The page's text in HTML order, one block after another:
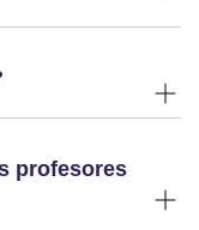
profesores